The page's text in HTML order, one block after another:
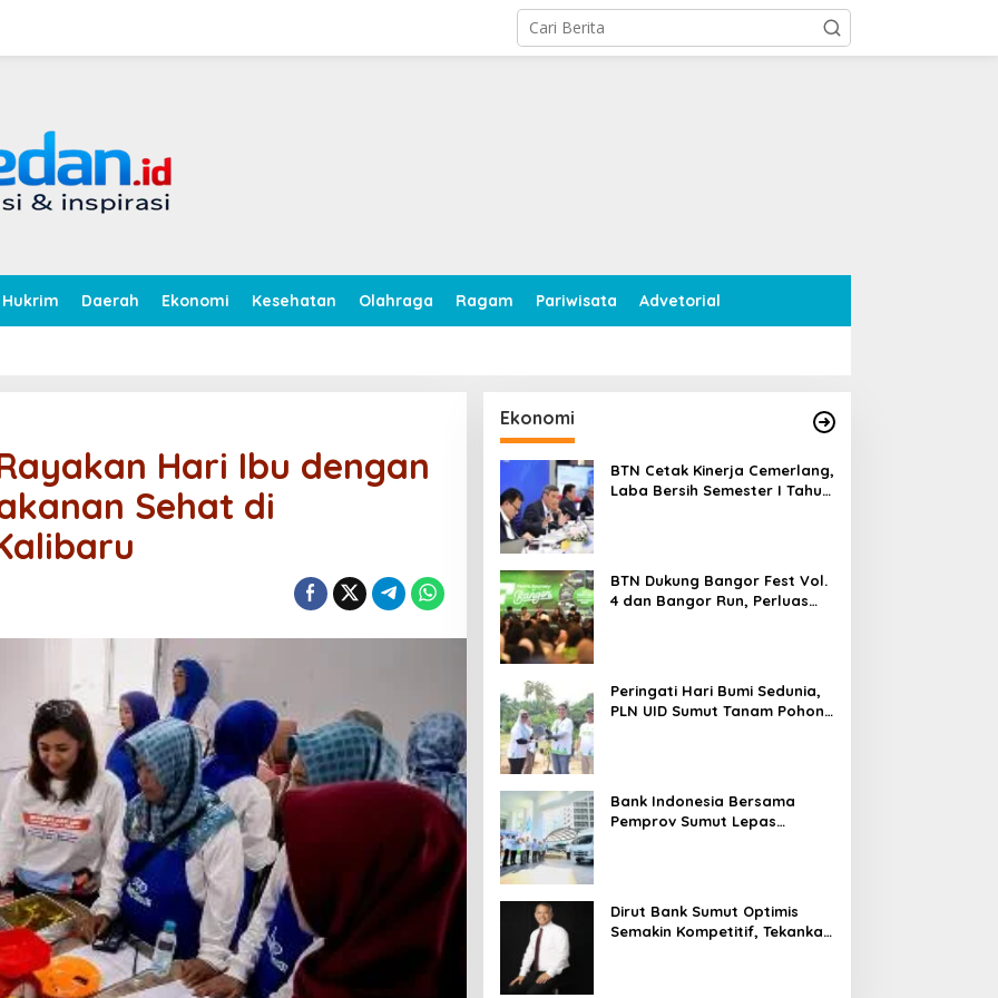
Hukrim Daerah Ekonomi Kesehatan Olahraga Ragam Pariwisata Advetorial
Hari Ibu dengan
Sehat di
Ekonomi
BTN Cetak Kinerja Cemerlang,
Laba Bersih Semester I Tahun
BTN Dukung Bangor Fest Vol.
4 dan Bangor Run, Perluas
Peringati Hari Bumi Sedunia,
PLN UID Sumut Tanam Pohon
Bank Indonesia Bersama
Pemprov Sumut Lepas
Dirut Bank Sumut Optimis
Semakin Kompetitif, Tekankan